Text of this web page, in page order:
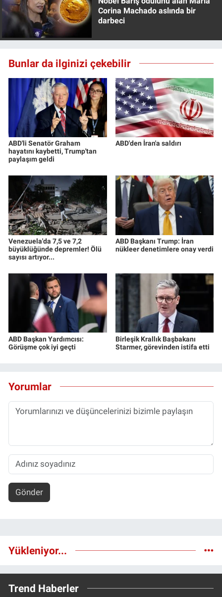
Corina Machado aslında bir
darbeci
Bunlar da ilginizi çekebilir
ABD'li Senatör Graham
hayatını kaybetti, Trump'tan
paylaşım geldi
ABD'den İran'a saldırı
Venezuela'da 7,5 ve 7,2
büyüklüğünde depremler! Ölü
sayısı artıyor...
ABD Başkanı Trump: İran
nükleer denetimlere onay verdi
ABD Başkan Yardımcısı:
Görüşme çok iyi geçti
Birleşik Krallık Başbakanı
Starmer, görevinden istifa etti
Yorumlar
Gönder
Yükleniyor...
Trend Haberler